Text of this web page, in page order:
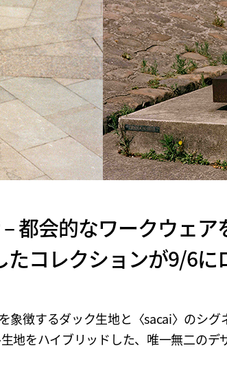
都会的なワークウェア
たコレクションが9/6に
象徴するダック生地と〈sacai〉のシグ
地をハイブリッドした、唯一無二のデ